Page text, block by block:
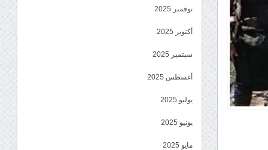
نوفمبر 2025
أكتوبر 2025
سبتمبر 2025
أغسطس 2025
يوليو 2025
يونيو 2025
مايو 2025